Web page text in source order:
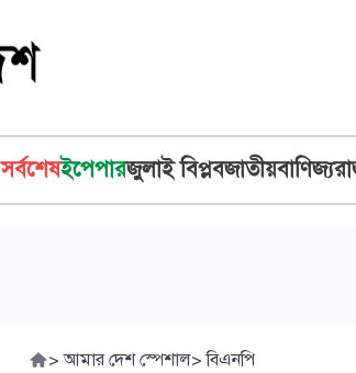
সর্বশেষইপেপারজুলাই বিপ্লবজাতীয়বাণিজ্য
> আমার দেশ স্পেশাল> বিএনপি